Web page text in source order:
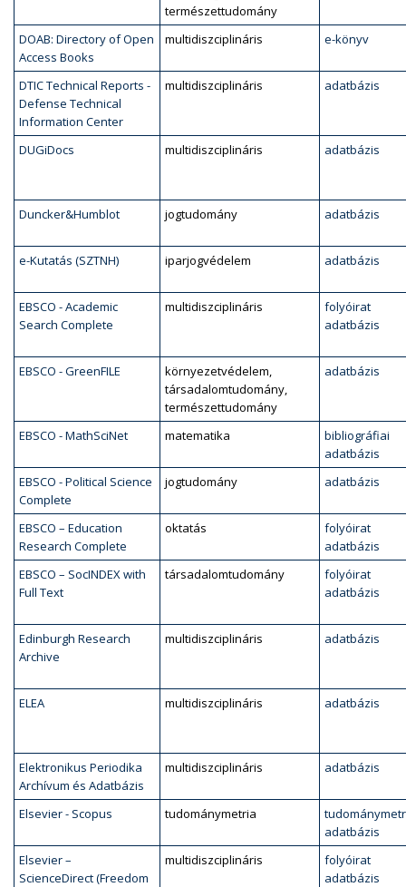
természettudomány
DOAB: Directory of Open
Access Books
multidiszciplináris e-könyv
DTIC Technical Reports -
Defense Technical
Information Center
multidiszciplináris adatbázis
DUGiDocs multidiszciplináris adatbázis
Duncker&Humblot jogtudomány adatbázis
e-Kutatás (SZTNH) iparjogvédelem adatbázis
EBSCO - Academic
Search Complete
multidiszciplináris
folyóirat
adatbázis
EBSCO - GreenFILE
környezetvédelem,
társadalomtudomány,
természettudomány
adatbázis
EBSCO - MathSciNet matematika
bibliográfiai
adatbázis
EBSCO - Political Science
Complete
jogtudomány adatbázis
EBSCO – Education
Research Complete
oktatás
folyóirat
adatbázis
EBSCO – SocINDEX with
Full Text
társadalomtudomány
folyóirat
adatbázis
Edinburgh Research
Archive
multidiszciplináris adatbázis
ELEA multidiszciplináris adatbázis
Elektronikus Periodika
Archívum és Adatbázis
multidiszciplináris adatbázis
Elsevier - Scopus tudománymetria
adatbázis
Elsevier –
ScienceDirect (Freedom
multidiszciplináris
folyóirat
adatbázis